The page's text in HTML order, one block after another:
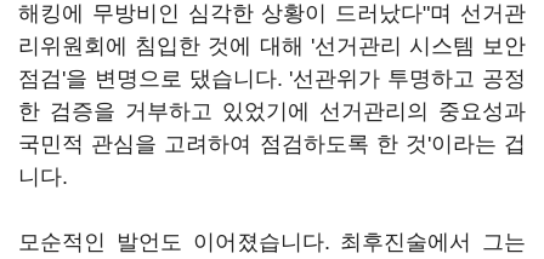
해킹에 무방비인 심각한 상황이 드러났다"며 선거관
리위원회에 침입한 것에 대해 '선거관리 시스템 보안
점검'을 변명으로 댔습니다. '선관위가 투명하고 공정
한 검증을 거부하고 있었기에 선거관리의 중요성과
국민적 관심을 고려하여 점검하도록 한 것'이라는 겁
니다.
모순적인 발언도 이어졌습니다. 최후진술에서 그는